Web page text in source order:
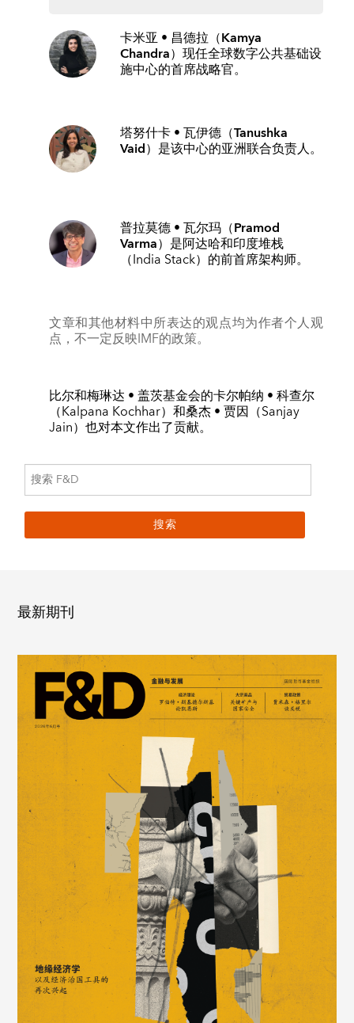
卡米亚 • 昌德拉（Kamya
Chandra） 现任全球数字公共基础设
施中心的首席战略官。
塔努什卡 • 瓦伊德（Tanushka
Vaid） 是该中心的亚洲联合负责人。
普拉莫德 • 瓦尔玛（Pramod
Varma） 是阿达哈和印度堆栈
（India Stack）的前首席架构师。
文章和其他材料中所表达的观点均为作者个人观
点，不一定反映IMF的政策。
比尔和梅琳达 • 盖茨基金会的卡尔帕纳 • 科查尔
（Kalpana Kochhar）和桑杰 • 贾因（Sanjay
Jain）也对本文作出了贡献。
最新期刊